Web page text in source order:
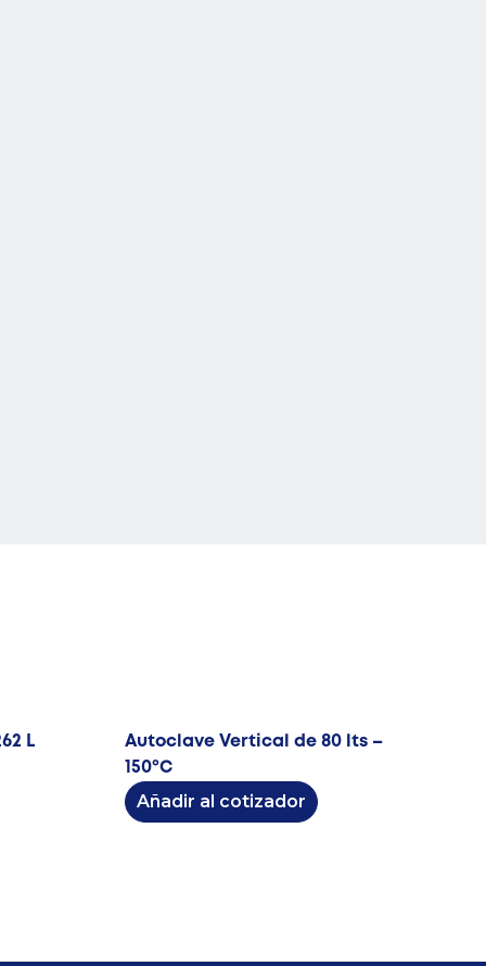
L
Autoclave Vertical de 80 lts –
150ºC
Añadir al cotizador